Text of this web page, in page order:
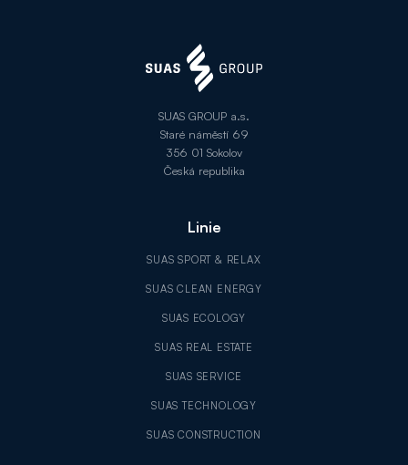
SUAS GROUP a.s.
Staré náměstí 69
356 01 Sokolov
Česká republika
Linie
SUAS SPORT & RELAX
SUAS CLEAN ENERGY
SUAS ECOLOGY
SUAS REAL ESTATE
SUAS SERVICE
SUAS TECHNOLOGY
SUAS CONSTRUCTION